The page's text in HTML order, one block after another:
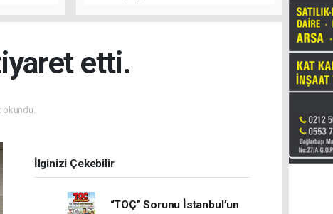
etti.
okundu.
İlginizi Çekebilir
“TOÇ” Sorunu İstanbul’un